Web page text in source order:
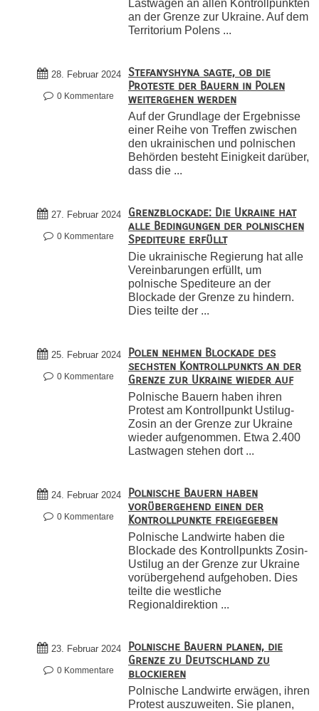
Lastwagen an allen Kontrollpunkten
an der Grenze zur Ukraine. Auf dem
Territorium Polens ...
28. Februar 2024
0 Kommentare
Stefanyshyna sagte, ob die
Proteste der Bauern in Polen
weitergehen werden
Auf der Grundlage der Ergebnisse
einer Reihe von Treffen zwischen
den ukrainischen und polnischen
Behörden besteht Einigkeit darüber,
dass die ...
27. Februar 2024
0 Kommentare
Grenzblockade: Die Ukraine hat
alle Bedingungen der polnischen
Spediteure erfüllt
Die ukrainische Regierung hat alle
Vereinbarungen erfüllt, um
polnische Spediteure an der
Blockade der Grenze zu hindern.
Dies teilte der ...
25. Februar 2024
0 Kommentare
Polen nehmen Blockade des
sechsten Kontrollpunkts an der
Grenze zur Ukraine wieder auf
Polnische Bauern haben ihren
Protest am Kontrollpunkt Ustilug-
Zosin an der Grenze zur Ukraine
wieder aufgenommen. Etwa 2.400
Lastwagen stehen dort ...
24. Februar 2024
0 Kommentare
Polnische Bauern haben
vorübergehend einen der
Kontrollpunkte freigegeben
Polnische Landwirte haben die
Blockade des Kontrollpunkts Zosin-
Ustilug an der Grenze zur Ukraine
vorübergehend aufgehoben. Dies
teilte die westliche
Regionaldirektion ...
23. Februar 2024
0 Kommentare
Polnische Bauern planen, die
Grenze zu Deutschland zu
blockieren
Polnische Landwirte erwägen, ihren
Protest auszuweiten. Sie planen,